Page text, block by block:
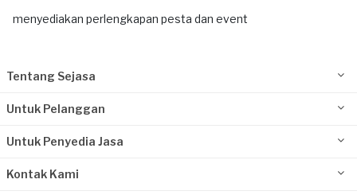
menyediakan perlengkapan pesta dan event
Tentang Sejasa
Untuk Pelanggan
Untuk Penyedia Jasa
Kontak Kami